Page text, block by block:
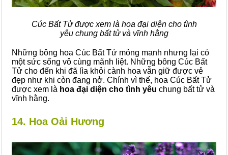
Cúc Bất Tử được xem là hoa đại diện cho tình
yêu chung bất tử và vĩnh hằng
Những bông hoa Cúc Bất Tử mỏng manh nhưng lại có
một sức sống vô cùng mãnh liệt. Những bông Cúc Bất
Tử cho đến khi đã lìa khỏi cành hoa vẫn giữ được vẻ
đẹp như khi còn đang nở. Chính vì thế, hoa Cúc Bất Tử
được xem là hoa đại diện cho tình yêu chung bất tử và
vĩnh hằng.
14. Hoa Oải Hương